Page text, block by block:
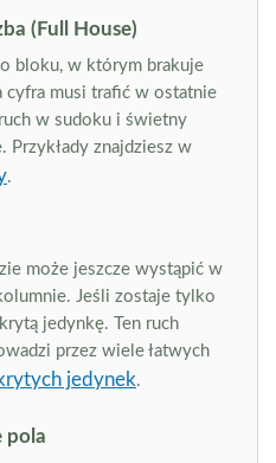
(Full House)
bloku, w którym brakuje
cyfra musi trafić w ostatnie
w sudoku i świetny
Przykłady znajdziesz w
.
może jeszcze wystąpić w
Jeśli zostaje tylko
jedynkę. Ten ruch
przez wiele łatwych
jedynek.
pola